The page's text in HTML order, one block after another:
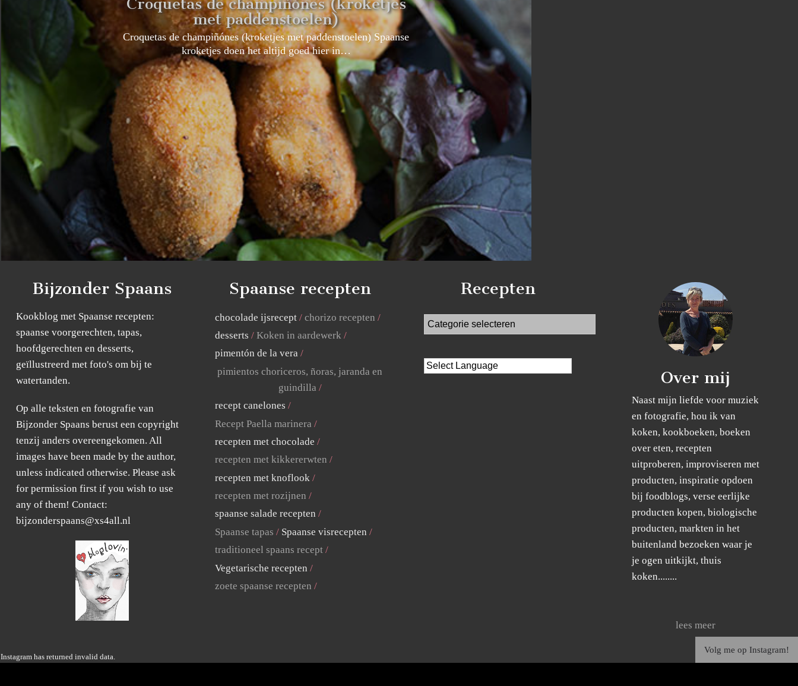
Croquetas de champiñónes (kroketjes
met paddenstoelen)
Croquetas de champiñónes (kroketjes met paddenstoelen) Spaanse
kroketjes doen het altijd goed hier in…
Bijzonder Spaans
Kookblog met Spaanse recepten:
spaanse voorgerechten, tapas,
hoofdgerechten en desserts,
geïllustreerd met foto's om bij te
watertanden.
Op alle teksten en fotografie van
Bijzonder Spaans berust een copyright
tenzij anders overeengekomen. All
images have been made by the author,
unless indicated otherwise. Please ask
for permission first if you wish to use
any of them! Contact:
bijzonderspaans@xs4all.nl
Spaanse recepten
chocolade ijsrecept
chorizo recepten
desserts
Koken in aardewerk
pimentón de la vera
pimientos choriceros, ñoras, jaranda en
guindilla
recept canelones
Recept Paella marinera
recepten met chocolade
recepten met kikkererwten
recepten met knoflook
recepten met rozijnen
spaanse salade recepten
Spaanse tapas
Spaanse visrecepten
traditioneel spaans recept
Vegetarische recepten
zoete spaanse recepten
Recepten
Over mij
Naast mijn liefde voor muziek
en fotografie, hou ik van
koken, kookboeken, boeken
over eten, recepten
uitproberen, improviseren met
producten, inspiratie opdoen
bij foodblogs, verse eerlijke
producten kopen, biologische
producten, markten in het
buitenland bezoeken waar je
je ogen uitkijkt, thuis
koken........
lees meer
Instagram has returned invalid data.
Volg me op Instagram!